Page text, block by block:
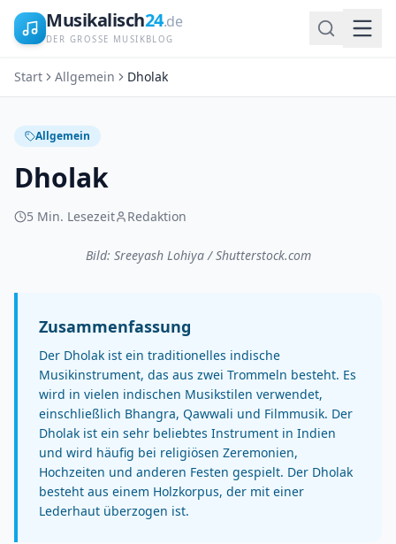
Musikalisch24.de
DER GROSSE MUSIKBLOG
Start Allgemein Dholak
Allgemein
Dholak
5 Min. Lesezeit Redaktion
Bild: Sreeyash Lohiya / Shutterstock.com
Zusammenfassung
Der Dholak ist ein traditionelles indische
Musikinstrument, das aus zwei Trommeln besteht. Es
wird in vielen indischen Musikstilen verwendet,
einschließlich Bhangra, Qawwali und Filmmusik. Der
Dholak ist ein sehr beliebtes Instrument in Indien
und wird häufig bei religiösen Zeremonien,
Hochzeiten und anderen Festen gespielt. Der Dholak
besteht aus einem Holzkorpus, der mit einer
Lederhaut überzogen ist.